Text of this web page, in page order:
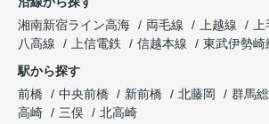
湘南新宿ライン高海
両毛線 上越線
八高線
上信電鉄 信越本線 東武伊勢崎
駅から探す
前橋
中央前橋 新前橋 北藤岡 群馬
高崎
三俣 北高崎